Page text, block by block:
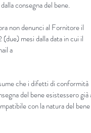
consegna del bene.
non denunci al Fornitore il
mesi dalla data in cui il
a
che i difetti di conformità
del bene esistessero già
con la natura del